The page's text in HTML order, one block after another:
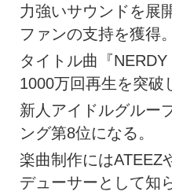
力強いサウンドを展
ファンの支持を獲得。
タイトル曲『
1000万回再生を突破
新人アイドルグルー
ング第8位になる。
楽曲制作にはATEEZ
デューサーとして知